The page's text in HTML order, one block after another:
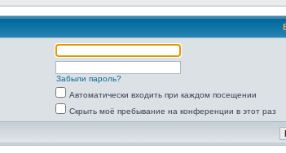
Забыли пароль?
Автоматически входить при каждом посещении
Скрыть моё пребывание на конференции в этот раз